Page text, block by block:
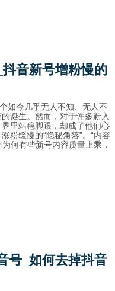
音新号增粉慢的
如今几乎无人不知、无人不
诞生。然而，对于许多新入
里站稳脚跟，却成了他们心
粉缓慢的“隐秘角落”。“内容
何有些新号内容质量上乘，
号_如何去掉抖音